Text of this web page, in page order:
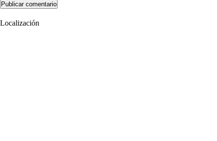
Localización